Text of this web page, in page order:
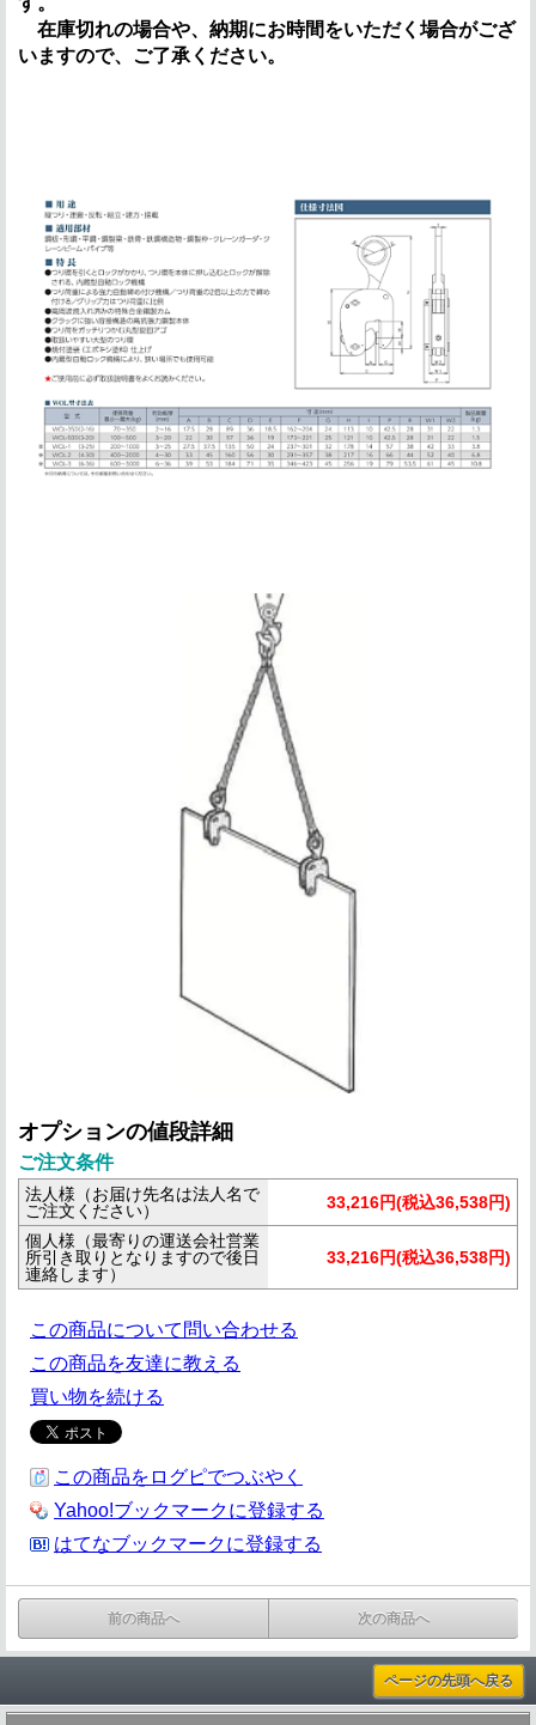
在庫切れの場合や、納期にお時間をいただく場合がござ
いますので、ご了承ください。
オプションの値段詳細
ご注文条件
法人様（お届け先名は法人名で
ご注文ください）
33,216円(税込36,538円)
個人様（最寄りの運送会社営業
所引き取りとなりますので後日
連絡します）
33,216円(税込36,538円)
この商品について問い合わせる
この商品を友達に教える
買い物を続ける
この商品をログピでつぶやく
Yahoo!ブックマークに登録する
はてなブックマークに登録する
前の商品へ 次の商品へ
ページの先頭へ戻る